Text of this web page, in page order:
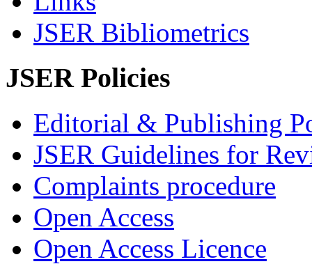
JSER Bibliometrics
JSER Policies
Editorial & Publishing
JSER Guidelines for
Complaints procedure
Open Access
Open Access Licence